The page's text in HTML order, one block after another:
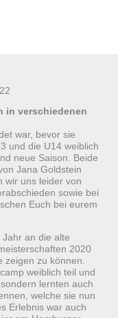
in verschiedenen
war, bevor sie
und die U14 weiblich
neue Saison. Beide
Jana Goldstein
wir uns leider von
sowie bei
Euch bei eurem
an die alte
2020
zeigen zu können.
weiblich teil und
lernten auch
welche sie nun
Erlebnis war auch